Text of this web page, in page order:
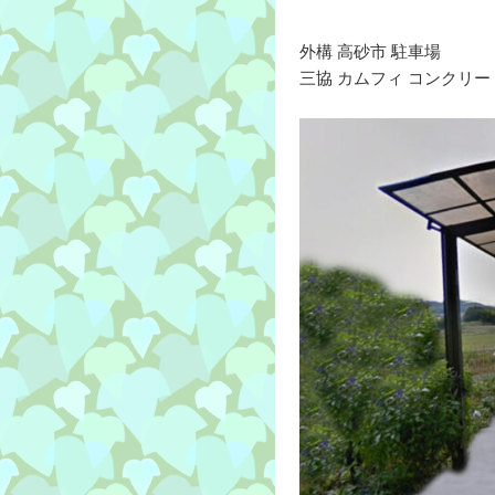
外構 高砂市 駐車場
三協 カムフィ コンクリー